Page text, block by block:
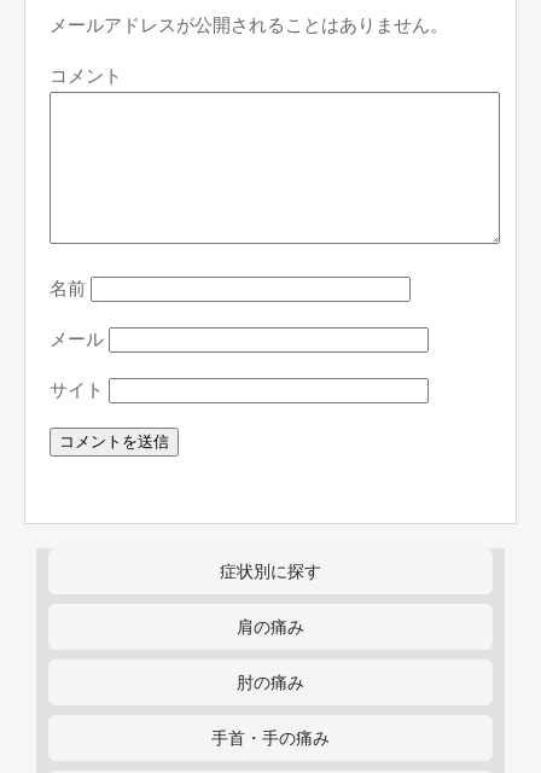
メールアドレスが公開されることはありません。
コメント
名前
メール
サイト
症状別に探す
肩の痛み
肘の痛み
手首・手の痛み